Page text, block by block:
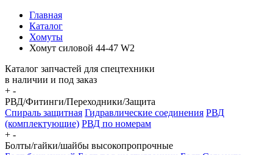
Главная
Каталог
Хомуты
Хомут силовой 44-47 W2
Каталог запчастей для спецтехники
в наличии и под заказ
+ -
РВД/Фитинги/Переходники/Защита
Спираль защитная Гидравлические соединения РВД
(комплектующие) РВД по номерам
+ -
Болты/гайки/шайбы высокопропрочные